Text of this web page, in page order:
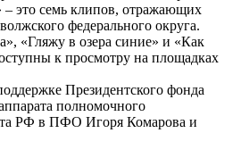
это семь клипов, отражающих
федерального округа.
«Гляжу в озера синие» и «Как
к просмотру на площадках
Президентского фонда
полномочного
РФ в ПФО Игоря Комарова и